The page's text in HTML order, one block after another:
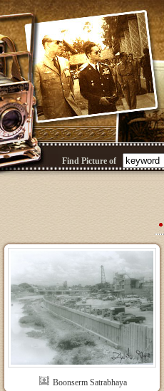
Find Picture of
Boonserm Satrabhaya